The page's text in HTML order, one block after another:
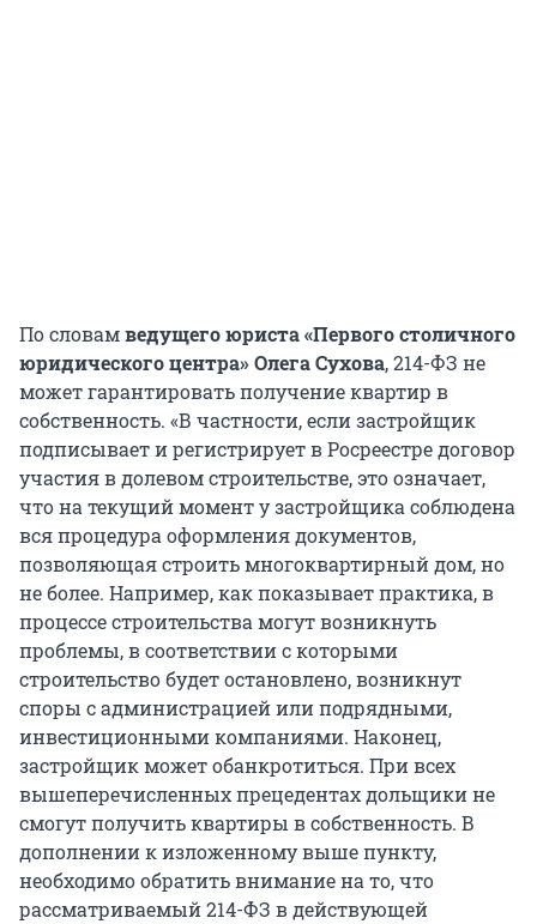
По словамведущего юриста «Первого столичного
юридического центра» Олега Сухова, 214-ФЗ не
может гарантировать получение квартир в
собственность. «В частности, если застройщик
подписывает и регистрирует в Росреестре договор
участия в долевом строительстве, это означает,
что на текущий момент у застройщика соблюдена
вся процедура оформления документов,
позволяющая строить многоквартирный дом, но
не более. Например, как показывает практика, в
процессе строительства могут возникнуть
проблемы, в соответствии с которыми
строительство будет остановлено, возникнут
споры с администрацией или подрядными,
инвестиционными компаниями. Наконец,
застройщик может обанкротиться. При всех
вышеперечисленных прецедентах дольщики не
смогут получить квартиры в собственность. В
дополнении к изложенному выше пункту,
необходимо обратить внимание на то, что
рассматриваемый 214-ФЗ в действующей